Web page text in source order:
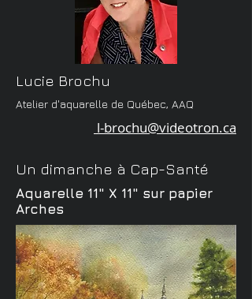
Lucie Brochu
Atelier d'aquarelle de Québec, AAQ
l-brochu@videotron.ca
Un dimanche à Cap-Santé
Aquarelle 11" X 11" sur papier
Arches